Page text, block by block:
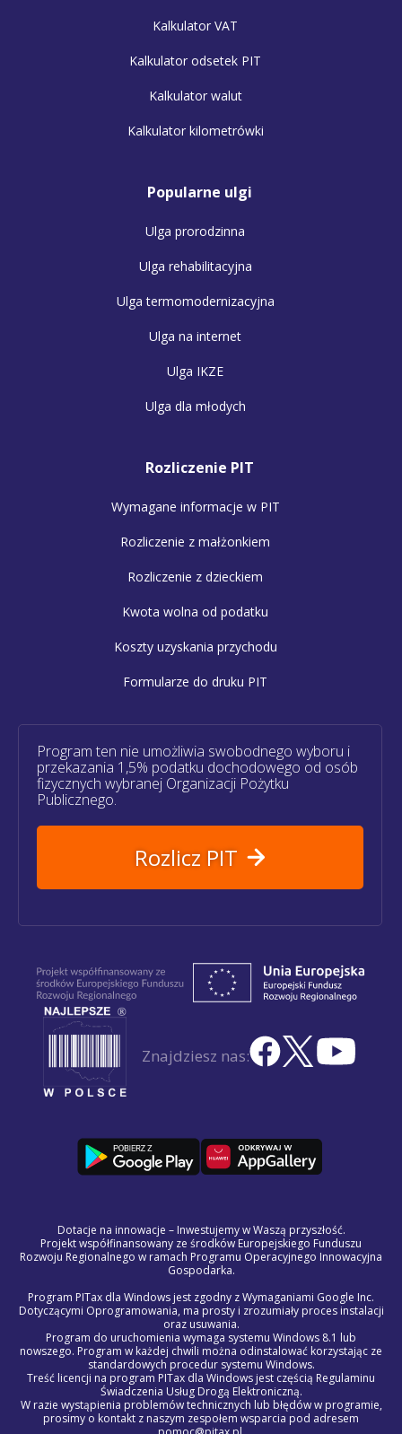
Kalkulator VAT
Kalkulator odsetek PIT
Kalkulator walut
Kalkulator kilometrówki
Popularne ulgi
Ulga prorodzinna
Ulga rehabilitacyjna
Ulga termomodernizacyjna
Ulga na internet
Ulga IKZE
Ulga dla młodych
Rozliczenie PIT
Wymagane informacje w PIT
Rozliczenie z małżonkiem
Rozliczenie z dzieckiem
Kwota wolna od podatku
Koszty uzyskania przychodu
Formularze do druku PIT
Program ten nie umożliwia swobodnego wyboru i
przekazania 1,5% podatku dochodowego od osób
fizycznych wybranej Organizacji Pożytku
Publicznego.
Rozlicz PIT
Znajdziesz nas:
Dotacje na innowacje – Inwestujemy w Waszą przyszłość.
Projekt współfinansowany ze środków Europejskiego Funduszu
Rozwoju Regionalnego w ramach Programu Operacyjnego Innowacyjna
Gospodarka.
Program PITax dla Windows jest zgodny z Wymaganiami Google Inc.
Dotyczącymi Oprogramowania, ma prosty i zrozumiały proces instalacji
oraz usuwania.
Program do uruchomienia wymaga systemu Windows 8.1 lub
nowszego. Program w każdej chwili można odinstalować korzystając ze
standardowych procedur systemu Windows.
Treść licencji na program PITax dla Windows jest częścią Regulaminu
Świadczenia Usług Drogą Elektroniczną.
W razie wystąpienia problemów technicznych lub błędów w programie,
prosimy o kontakt z naszym zespołem wsparcia pod adresem